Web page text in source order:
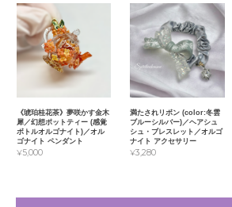
《琥珀桂花茶》夢咲かす金木
犀／幻想ポットティー (感覚
ボトルオルゴナイト)／オル
ゴナイト ペンダント
¥5,000
満たされリボン (color:冬雲
ブルーシルバー)／ヘアシュ
シュ・ブレスレット／オルゴ
ナイト アクセサリー
¥3,280